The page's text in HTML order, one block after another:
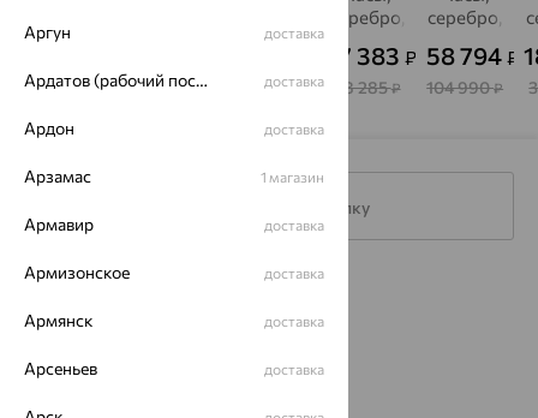
фианит,
44 990₽ 227 990₽
НИКА
159 990₽
серебро,
17 383 ₽
48 285₽
серебро,
58 794 ₽
104 990₽
Подписаться на рассылку
Каталог
Акции
Магазины
Аргун доставка
Ардатов (рабочий поселок) доставка
Ардон доставка
Арзамас 1 магазин
Армавир доставка
Армизонское доставка
Армянск доставка
Арсеньев доставка